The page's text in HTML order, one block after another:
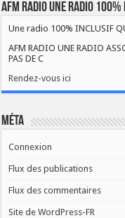
AFM RADIO UNE RADIO 100%
Une radio 100% INCLUSIF
AFM RADIO UNE RADIO
PAS DE C
Rendez-vous ici
Méta
Connexion
Flux des publications
Flux des commentaires
Site de WordPress-FR